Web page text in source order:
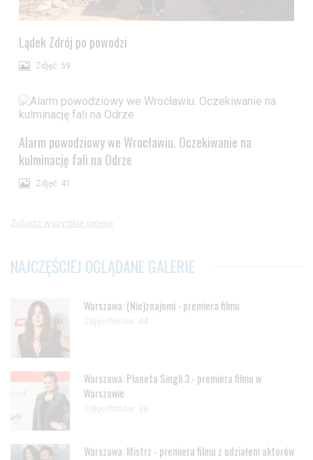
Lądek Zdrój po powodzi
Zdjęć: 59
Alarm powodziowy we Wrocławiu. Oczekiwanie na
kulminację fali na Odrze
Zdjęć: 41
Zobacz wszystkie galerie
NAJCZĘŚCIEJ OGLĄDANE GALERIE
Warszawa: (Nie)znajomi - premiera filmu
Zdjęc/filmów: 44
Warszawa: Planeta Singli 3 - premiera filmu w
Warszawie
Zdjęc/filmów: 38
Warszawa: Mistrz - premiera filmu z udziałem aktorów